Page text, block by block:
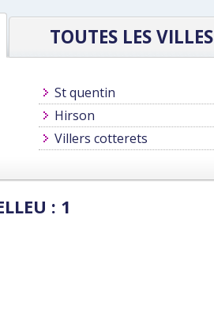
TOUTES LES VILLES
St quentin
Hirson
Villers cotterets
: 1